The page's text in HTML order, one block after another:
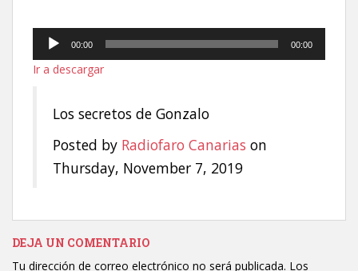
Reproductor
audio
00:00 00:00
Ir a descargar
Los secretos de Gonzalo
Posted by Radiofaro Canarias on
Thursday, November 7, 2019
DEJA UN COMENTARIO
Tu dirección de correo electrónico no será publicada. Los